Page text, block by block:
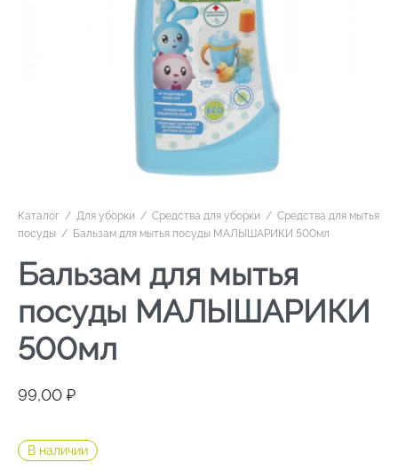
Каталог / Для уборки / Средства для уборки / Средства для мытья
посуды / Бальзам для мытья посуды МАЛЫШАРИКИ 500мл
Бальзам для мытья
посуды МАЛЫШАРИКИ
500мл
99,00 ₽
В наличии